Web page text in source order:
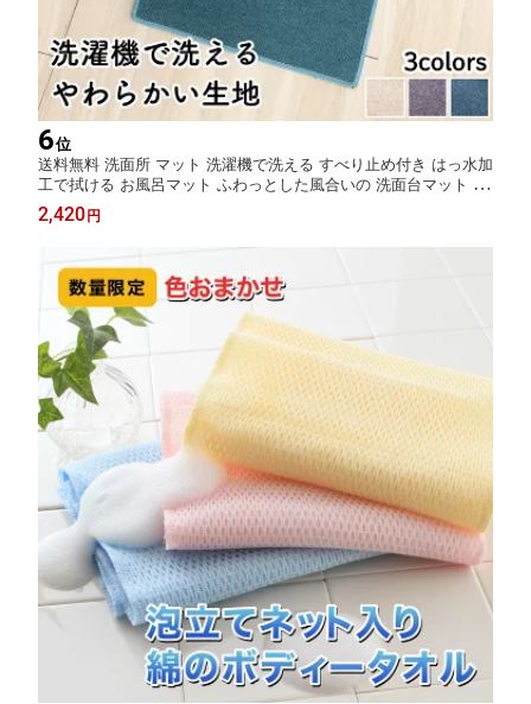
6位
送料無料 洗面所 マット 洗濯機で洗える すべり止め付き はっ水加
工で拭ける お風呂マット ふわっとした風合いの 洗面台マット サ
ンベルム PallyPally
2,420 円